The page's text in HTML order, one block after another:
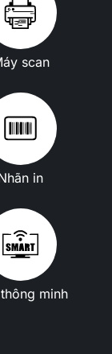
scan
in
minh